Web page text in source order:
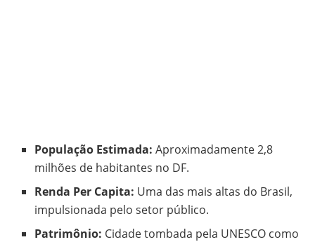
População Estimada: Aproximadamente 2,8
milhões de habitantes no DF.
Renda Per Capita: Uma das mais altas do Brasil,
impulsionada pelo setor público.
Patrimônio: Cidade tombada pela UNESCO como